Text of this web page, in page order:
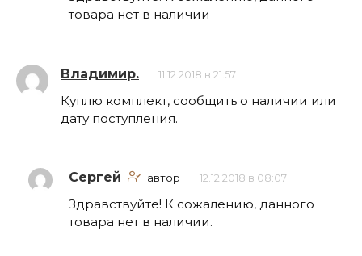
товара нет в наличии
Владимир. 11.12.2018 в 21:57
Куплю комплект, сообщить о наличии или
дату поступления.
Сергей автор 12.12.2018 в 08:07
Здравствуйте! К сожалению, данного
товара нет в наличии.